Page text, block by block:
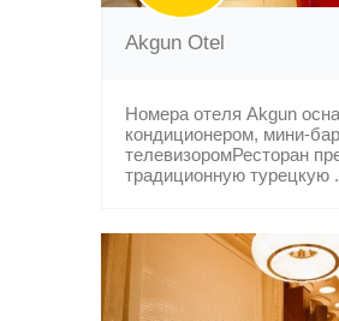
Akgun Otel
Номера отеля Akgun
кондиционером, мини-
телевизоромРесторан
традиционную турецкую